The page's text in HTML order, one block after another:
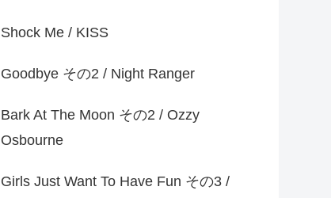
Shock Me / KISS
Goodbye その2 / Night Ranger
Bark At The Moon その2 / Ozzy
Osbourne
Girls Just Want To Have Fun その3 /